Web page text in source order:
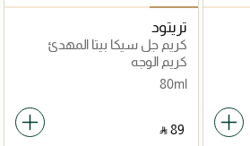
تريتود
ﻛﺮﻳﻢ ﺟﻞ ﺳﻴﻜﺎ ﺑﻴﺘﺎ اﻟﻤﻬﺪئ
كريم الوجه
80ml
‎ ⃁ ⁦89⁩ ‎